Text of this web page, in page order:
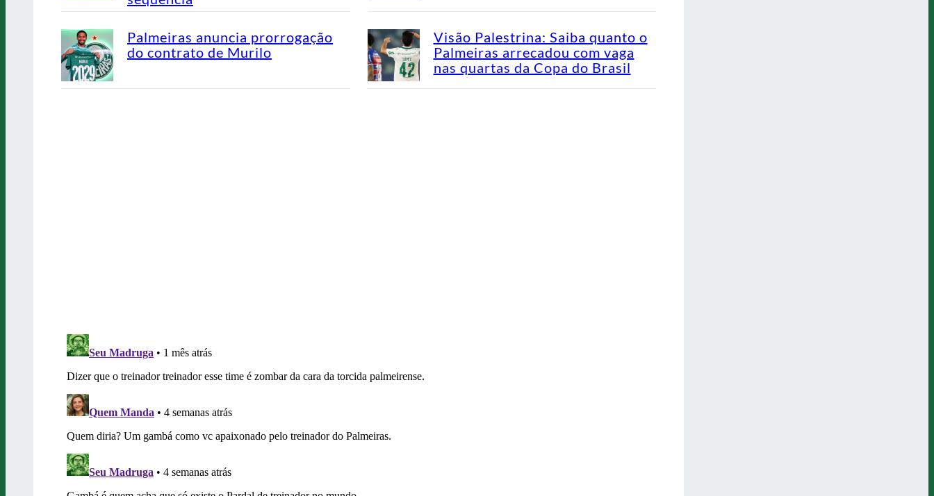
Palmeiras anuncia prorrogação
do contrato de Murilo
Visão Palestrina: Saiba quanto o
Palmeiras arrecadou com vaga
nas quartas da Copa do Brasil